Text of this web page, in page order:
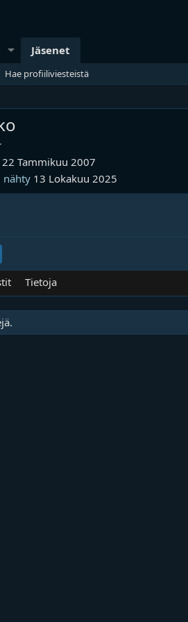
Jäsenet
Hae profiiliviesteistä
22 Tammikuu 2007
nähty 13 Lokakuu 2025
Tietoja